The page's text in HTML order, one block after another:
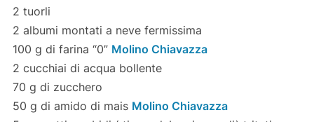
2 tuorli
2 albumi montati a neve fermissima
100 g di farina “0” Molino Chiavazza
2 cucchiai di acqua bollente
70 g di zucchero
50 g di amido di mais Molino Chiavazza